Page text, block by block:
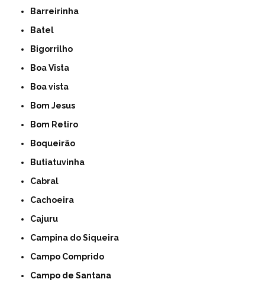
Barreirinha
Batel
Bigorrilho
Boa Vista
Boa vista
Bom Jesus
Bom Retiro
Boqueirão
Butiatuvinha
Cabral
Cachoeira
Cajuru
Campina do Siqueira
Campo Comprido
Campo de Santana